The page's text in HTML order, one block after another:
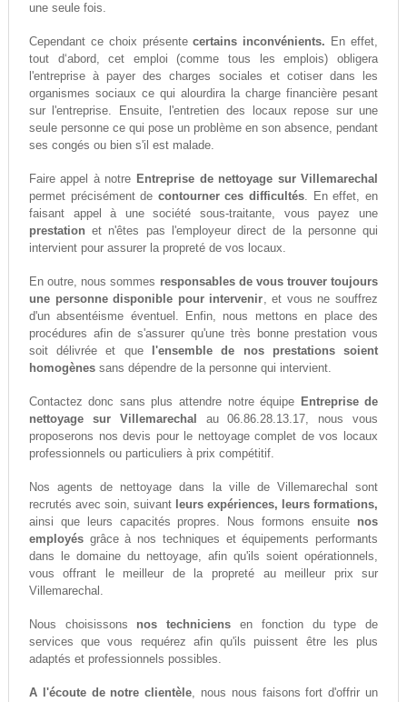
une seule fois.
Cependant ce choix présentecertains inconvénients. En effet,
tout d‘abord, cet emploi (comme tous les emplois) obligera
l'entreprise à payer des charges sociales et cotiser dans les
organismes sociaux ce qui alourdira la charge financière pesant
sur l'entreprise. Ensuite, l'entretien des locaux repose sur une
seule personne ce qui pose un problème en son absence, pendant
ses congés ou bien s'il est malade.
Faire appel à notre Entreprise de nettoyage sur Villemarechal
permet précisément de contourner ces difficultés. En effet, en
faisant appel à une société sous-traitante, vous payez une
prestation et n'êtes pas l'employeur direct de la personne qui
intervient pour assurer la propreté de vos locaux.
En outre, nous sommes responsables de vous trouver toujours
une personne disponible pour intervenir, et vous ne souffrez
d'un absentéisme éventuel. Enfin, nous mettons en place des
procédures afin de s'assurer qu'une très bonne prestation vous
soit délivrée et que
l'ensemble de nos prestations soient
homogènessans dépendre de la personne qui intervient.
Contactez donc sans plus attendre notre équipe Entreprise de
nettoyage sur Villemarechal
au 06.86.28.13.17, nous vous
proposerons nos devis pour le nettoyage complet de vos locaux
professionnels ou particuliers à prix compétitif.
Nos agents de nettoyage dans la ville de Villemarechal sont
recrutés avec soin, suivant leurs expériences, leurs formations,
ainsi que leurs capacités propres. Nous formons ensuite nos
employésgrâce à nos techniques et équipements performants
dans le domaine du nettoyage, afin qu'ils soient opérationnels,
vous offrant le meilleur de la propreté au meilleur prix sur
Villemarechal.
Nous choisissons nos techniciens en fonction du type de
services que vous requérez afin qu'ils puissent être les plus
adaptés et professionnels possibles.
A l'écoute de notre clientèle, nous nous faisons fort d'offrir un